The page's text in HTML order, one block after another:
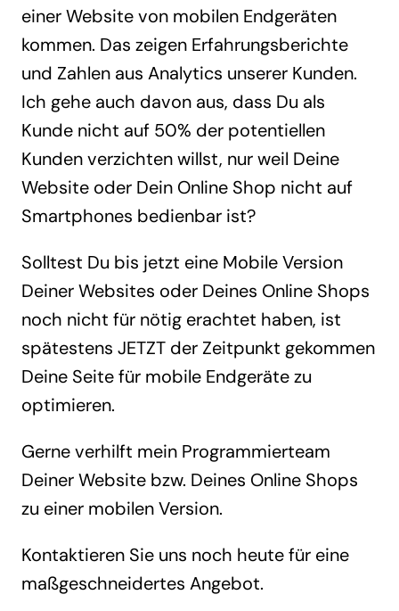
einer Website von mobilen Endgeräten
kommen. Das zeigen Erfahrungsberichte
und Zahlen aus Analytics unserer Kunden.
Ich gehe auch davon aus, dass Du als
Kunde nicht auf 50% der potentiellen
Kunden verzichten willst, nur weil Deine
Website oder Dein Online Shop nicht auf
Smartphones bedienbar ist?
Solltest Du bis jetzt eine Mobile Version
Deiner Websites oder Deines Online Shops
noch nicht für nötig erachtet haben, ist
spätestens JETZT der Zeitpunkt gekommen
Deine Seite für mobile Endgeräte zu
optimieren.
Gerne verhilft mein Programmierteam
Deiner Website bzw. Deines Online Shops
zu einer mobilen Version.
Kontaktieren Sie uns noch heute für eine
maßgeschneidertes Angebot.